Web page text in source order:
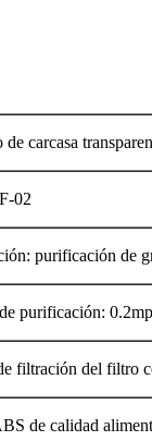
carcasa
02
purificación de
purificación:
filtración del filtro
de calidad